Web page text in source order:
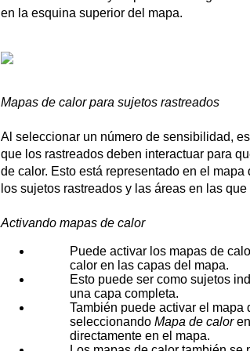
en la esquina superior del mapa.
Mapas de calor para sujetos rastreados
Al seleccionar un número de sensibilidad,
que los rastreados deben interactuar para
de calor. Esto está representado en el mapa
los sujetos rastreados y las áreas en las que
Activando mapas de calor
Puede activar los mapas de
calor en las capas del mapa.
Esto puede ser como sujetos
una capa completa.
También puede activar el mapa
seleccionando Mapa de calor en
directamente en el mapa.